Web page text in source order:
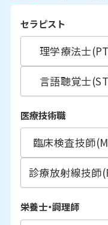
セラピスト
理学療法士
言語聴覚士
医療技術職
臨床検査技師
診療放射線技師
栄養士・調理師